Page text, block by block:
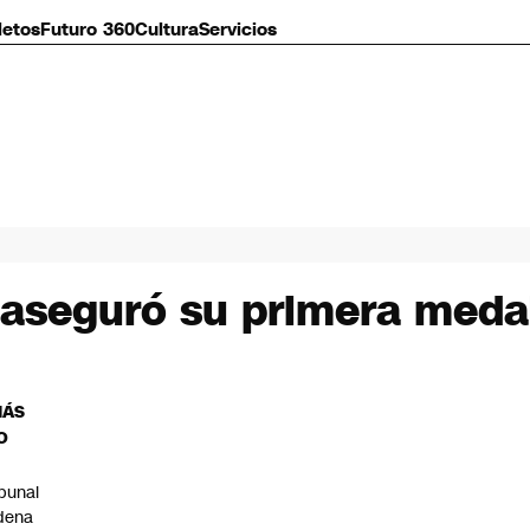
Futuro 360CulturaServicios
su primera